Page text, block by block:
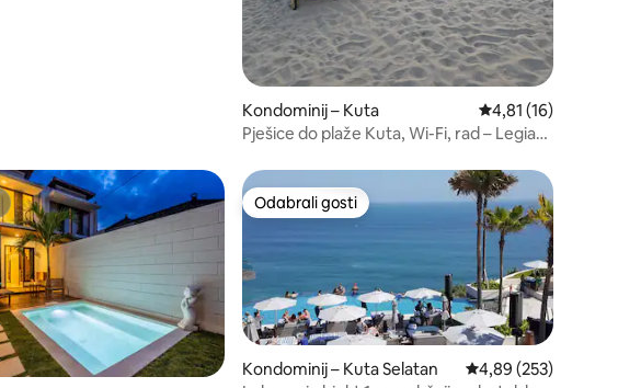
Kondominij – Kuta Prosječna ocjena:
4,81 (16)
Pješice do plaže Kuta, Wi-Fi, rad – Legian
Odabrali gosti
Odabrali gosti
Kondominij – Kuta Selatan Prosječna ocjena:
4,89 (253)